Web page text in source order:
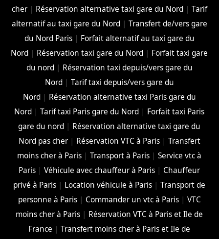
cher| Réservation alternative taxi gare du Nord| Tarif
alternatif au taxi gare du Nord| Transfert de/vers gare
du Nord Paris| Forfait alternatif au taxi gare du
Nord | Réservation taxi gare du Nord | Forfait taxi gare
du nord| Réservation taxi depuis/vers gare du
Nord| Tarif taxi depuis/vers gare du
Nord| Réservation alternative taxi Paris gare du
Nord |Tarif taxi Paris gare du Nord | Forfait taxi Paris
gare du nord | Réservation alternative taxi gare du
Nord pas cher| Réservation VTC à Paris| Transfert
moins cher à Paris |Transport à Paris |Service vtc à
Paris |Véhicule avec chauffeur à Paris | Chauffeur
privé à Paris | Location véhicule à Paris |Transport de
personne à Paris| Commander un vtc à Paris| VTC
moins cher à Paris | Réservation VTC à Paris et Ile de
France |Transfert moins cher à Paris et Ile de